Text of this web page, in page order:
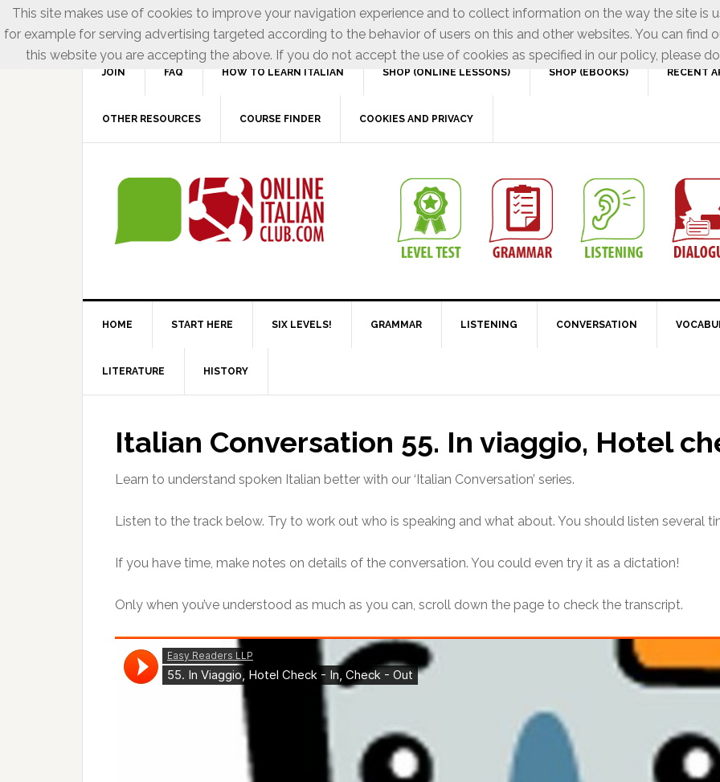
JOIN FAQ HOW TO LEARN ITALIAN SHOP (ONLINE LESSONS) SHOP (EBOOKS) RECENT
OTHER RESOURCES COURSE FINDER COOKIES AND PRIVACY
HOME START HERE SIX LEVELS! GRAMMAR LISTENING CONVERSATION
LITERATURE HISTORY
Italian Conversation 55. In viaggio, Hotel
Learn to understand spoken Italian better with our ‘Italian Conversation’ series.
Listen to the track below. Try to work out who is speaking and what about. You should listen several
If you have time, make notes on details of the conversation. You could even try it as a dictation!
Only when you’ve understood as much as you can, scroll down the page to check the transcript.
This site makes use of cookies to improve your navigation experience and to collect information on the way the site is
for example for serving advertising targeted according to the behavior of users on this and other websites. You can find
this website you are accepting the above. If you do not accept the use of cookies as specified in our policy, please